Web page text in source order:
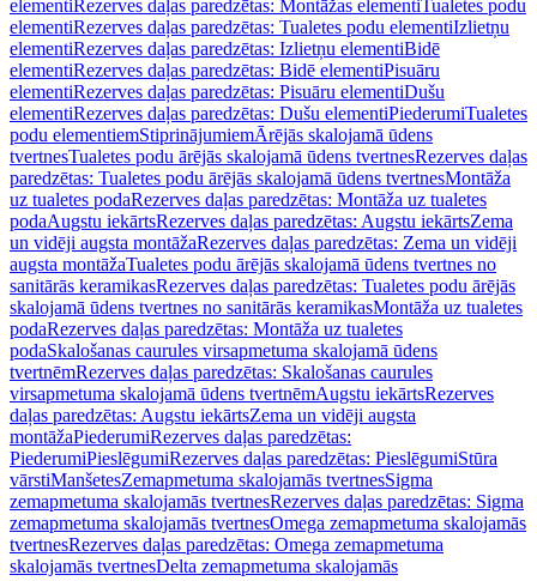
elementiRezerves daļas paredzētas: Montāžas elementiTualetes podu
elementiRezerves daļas paredzētas: Tualetes podu elementiIzlietņu
elementiRezerves daļas paredzētas: Izlietņu elementiBidē
elementiRezerves daļas paredzētas: Bidē elementiPisuāru
elementiRezerves daļas paredzētas: Pisuāru elementiDušu
elementiRezerves daļas paredzētas: Dušu elementiPiederumiTualetes
podu elementiemStiprinājumiemĀrējās skalojamā ūdens
tvertnesTualetes podu ārējās skalojamā ūdens tvertnesRezerves daļas
paredzētas: Tualetes podu ārējās skalojamā ūdens tvertnesMontāža
uz tualetes podaRezerves daļas paredzētas: Montāža uz tualetes
podaAugstu iekārtsRezerves daļas paredzētas: Augstu iekārtsZema
un vidēji augsta montāžaRezerves daļas paredzētas: Zema un vidēji
augsta montāžaTualetes podu ārējās skalojamā ūdens tvertnes no
sanitārās keramikasRezerves daļas paredzētas: Tualetes podu ārējās
skalojamā ūdens tvertnes no sanitārās keramikasMontāža uz tualetes
podaRezerves daļas paredzētas: Montāža uz tualetes
podaSkalošanas caurules virsapmetuma skalojamā ūdens
tvertnēmRezerves daļas paredzētas: Skalošanas caurules
virsapmetuma skalojamā ūdens tvertnēmAugstu iekārtsRezerves
daļas paredzētas: Augstu iekārtsZema un vidēji augsta
montāžaPiederumiRezerves daļas paredzētas:
PiederumiPieslēgumiRezerves daļas paredzētas: PieslēgumiStūra
vārstiManšetesZemapmetuma skalojamās tvertnesSigma
zemapmetuma skalojamās tvertnesRezerves daļas paredzētas: Sigma
zemapmetuma skalojamās tvertnesOmega zemapmetuma skalojamās
tvertnesRezerves daļas paredzētas: Omega zemapmetuma
skalojamās tvertnesDelta zemapmetuma skalojamās